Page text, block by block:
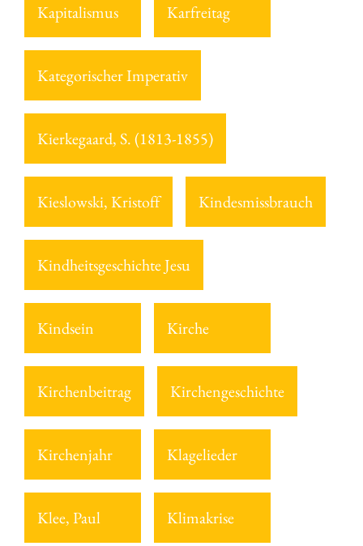
Kapitalismus Karfreitag
Kategorischer Imperativ
Kierkegaard, S. (1813-1855)
Kieslowski, Kristoff Kindesmissbrauch
Kindheitsgeschichte Jesu
Kindsein Kirche
Kirchenbeitrag Kirchengeschichte
Kirchenjahr Klagelieder
Klee, Paul Klimakrise